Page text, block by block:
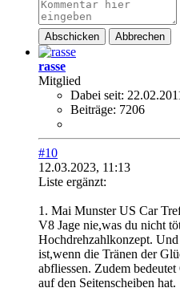
Abschicken Abbrechen
rasse
Mitglied
Dabei seit:
Beiträge: 7206
#10
12.03.2023, 11:13
Liste ergänzt:
1. Mai Munster US Car
V8 Jage nie,was du nicht
Hochdrehzahlkonzept.
ist,wenn die Tränen der
abfliessen. Zudem
auf den Seitenscheiben hat.